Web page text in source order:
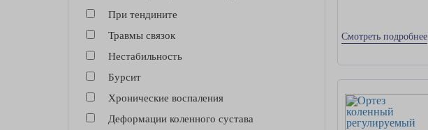
При тендините
Травмы связок
Нестабильность
Бурсит
Хронические воспаления
Деформации коленного сустава
Смотреть подробнее